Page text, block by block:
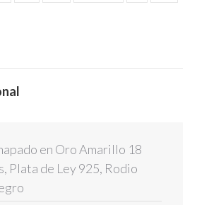
en Oro Amarillo 18
Plata de Ley 925, Rodio